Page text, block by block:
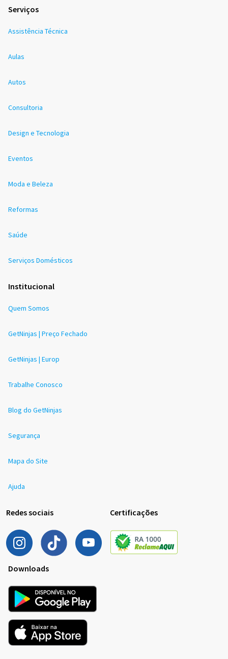
Serviços
Assistência Técnica
Aulas
Autos
Consultoria
Design e Tecnologia
Eventos
Moda e Beleza
Reformas
Saúde
Serviços Domésticos
Institucional
Quem Somos
GetNinjas | Preço Fechado
GetNinjas | Europ
Trabalhe Conosco
Blog do GetNinjas
Segurança
Mapa do Site
Ajuda
Redes sociais Certificações
Downloads